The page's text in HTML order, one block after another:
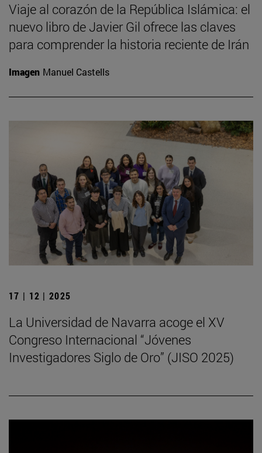
Viaje al corazón de la República Islámica: el
nuevo libro de Javier Gil ofrece las claves
para comprender la historia reciente de Irán
Imagen Manuel Castells
17 | 12 | 2025
La Universidad de Navarra acoge el XV
Congreso Internacional “Jóvenes
Investigadores Siglo de Oro” (JISO 2025)